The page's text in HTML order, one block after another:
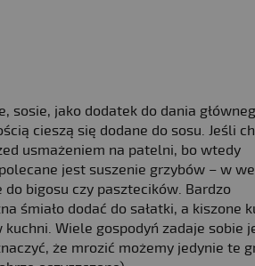
sosie, jako dodatek do dania
cieszą się dodane do sosu. Jeśli
usmażeniem na patelni, bo wtedy
jest suszenie grzybów – w
bigosu czy pasztecików. Bardzo
śmiało dodać do sałatki, a kiszone
Wiele gospodyń zadaje sobie
że mrozić możemy jedynie te